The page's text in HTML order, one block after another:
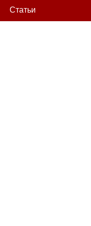
Статьи